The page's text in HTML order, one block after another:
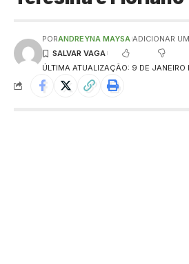
ÚLTIMA ATUALIZAÇÃO: 9 DE JANEIRO
PORANDREYNA MAYSA ADICIONAR